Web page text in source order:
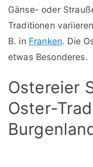
Gänse- oder
Traditionen
B. in Franken. Die
etwas Besonderes.
Ostereier
Oster-